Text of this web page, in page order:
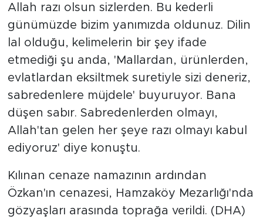
Allah razı olsun sizlerden. Bu kederli
günümüzde bizim yanımızda oldunuz. Dilin
lal olduğu, kelimelerin bir şey ifade
etmediği şu anda, 'Mallardan, ürünlerden,
evlatlardan eksiltmek suretiyle sizi deneriz,
sabredenlere müjdele' buyuruyor. Bana
düşen sabır. Sabredenlerden olmayı,
Allah'tan gelen her şeye razı olmayı kabul
ediyoruz' diye konuştu.
Kılınan cenaze namazının ardından
Özkan'ın cenazesi, Hamzaköy Mezarlığı'nda
gözyaşları arasında toprağa verildi. (DHA)